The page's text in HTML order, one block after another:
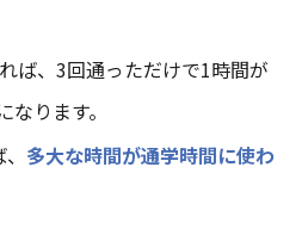
ば、3回通っただけで1時間が
ります。
多大な時間が通学時間に使わ